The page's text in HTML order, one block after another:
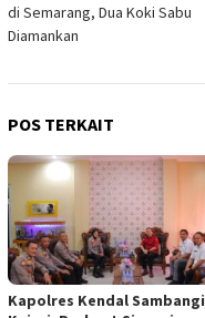
di Semarang, Dua Koki Sabu
Diamankan
POS TERKAIT
Kapolres Kendal Sambangi